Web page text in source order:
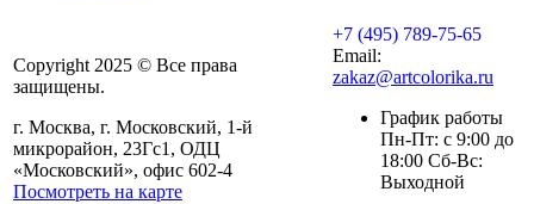
Copyright 2025 © Все права
защищены.
г. Москва, г. Московский, 1-й
микрорайон, 23Гс1, ОДЦ
«Московский», офис 602-4
Посмотреть на карте
+7 (495) 789-75-65
Email:
zakaz@artcolorika.ru
График работы
Пн-Пт: с 9:00 до
18:00 Сб-Вс:
Выходной